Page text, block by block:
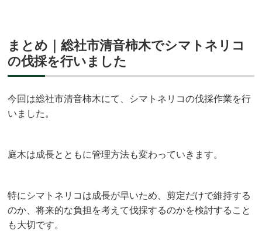
まとめ｜総社市清音柿木でシマトネリコ
の伐採を行いました
今回は総社市清音柿木にて、シマトネリコの伐採作業を行
いました。
庭木は成長とともに管理方法も変わっていきます。
特にシマトネリコは成長が早いため、剪定だけで維持する
のか、将来的な負担を考えて伐採するのかを検討すること
も大切です。